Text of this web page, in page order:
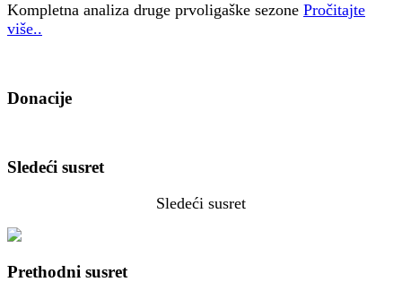
Kompletna analiza druge prvoligaške sezone Pročitajte
više..
Donacije
Sledeći susret
Sledeći susret
Prethodni susret